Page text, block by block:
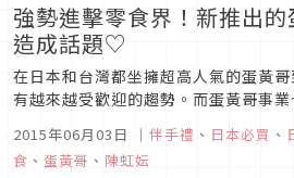
強勢進擊零食界！新推出
造成話題♡
在日本和台灣都坐擁超高人氣的蛋黃
有越來越受歡迎的趨勢。而蛋黃哥事
系列商品第34項就是和蛋黃哥形象超
包裡總共有五種造型的蛋黃哥，在吃下
2015年06月03日 ｜ 伴手禮 、 日本必買 、
食 、 蛋黃哥 、 陳虹妘